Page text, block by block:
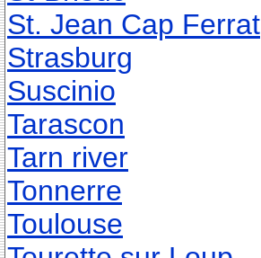
St. Jean Cap Ferrat
Strasburg
Suscinio
Tarascon
Tarn river
Tonnerre
Toulouse